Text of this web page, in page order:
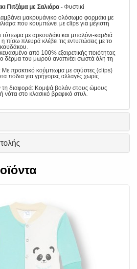
Πιτζάμα με Σαλιάρα - Φυστικί
μακρυμάνικο ολόσωμο φορμάκι με
που κουμπώνει με clips για μέγιστη
τύπωμα με αρκουδάκι και μπαλόνι-καρδιά
πίσω πλευρά κλέβει τις εντυπώσεις με το
από 100% εξαιρετικής ποιότητας
δέρμα του μωρού αναπνέει σωστά όλη τη
Με πρακτικό κούμπωμα με σούστες (clips)
πόδια για γρήγορες αλλαγές χωρίς
τη διαφορά: Κομψά βολάν στους ώμους
νότα στο κλασικό βρεφικό στυλ.